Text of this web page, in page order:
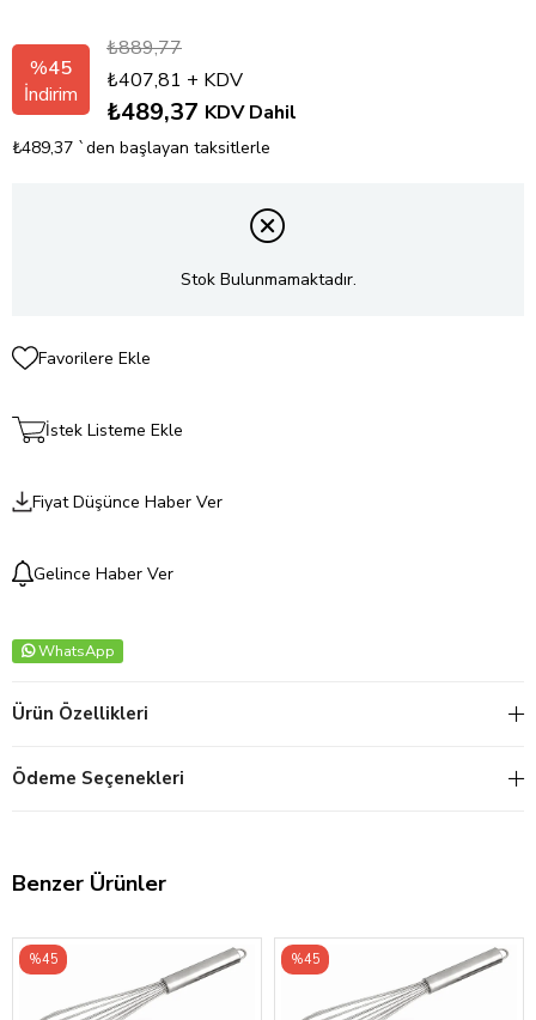
%45
İndirim
₺889,77
₺407,81 + KDV
KDV Dahil
₺489,37
₺489,37 `den başlayan taksitlerle
Stok Bulunmamaktadır.
Favorilere Ekle
İstek Listeme Ekle
Fiyat Düşünce Haber Ver
Gelince Haber Ver
WhatsApp
Ürün Özellikleri
Ödeme Seçenekleri
Benzer Ürünler
%45 %45